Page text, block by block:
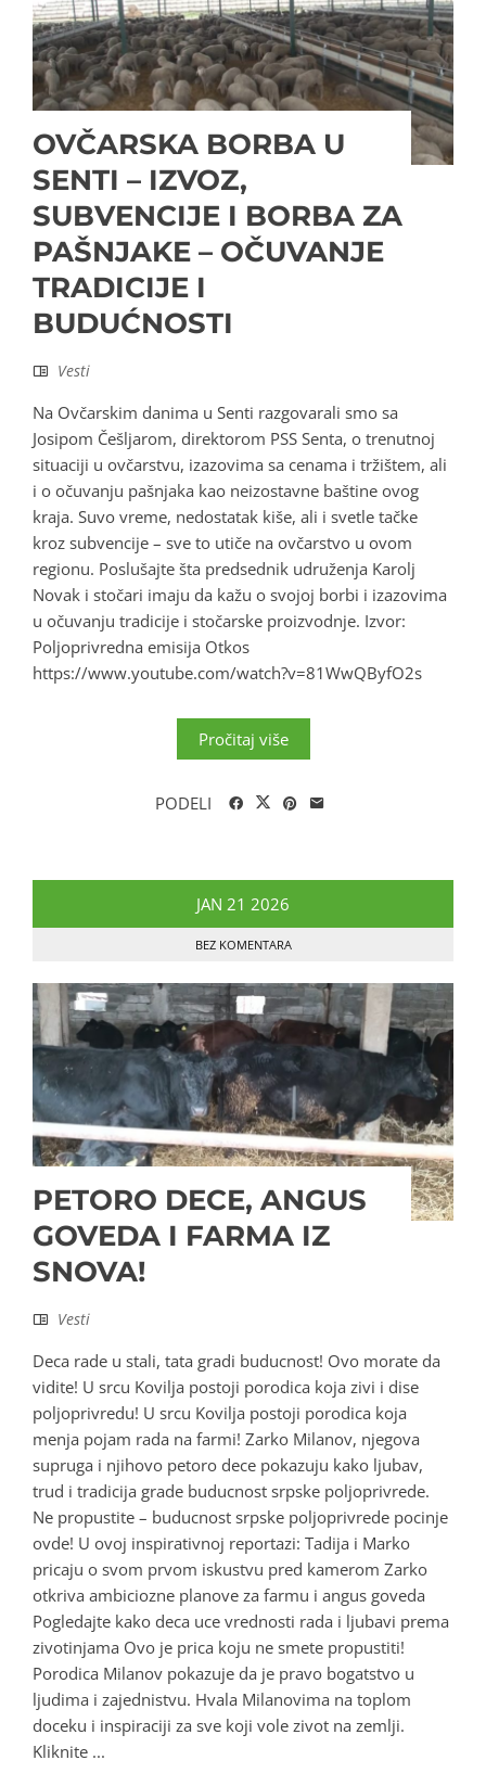
OVČARSKA BORBA U
SENTI – IZVOZ,
SUBVENCIJE I BORBA ZA
PAŠNJAKE – OČUVANJE
TRADICIJE I
BUDUĆNOSTI
Vesti
Na Ovčarskim danima u Senti razgovarali smo sa
Josipom Češljarom, direktorom PSS Senta, o trenutnoj
situaciji u ovčarstvu, izazovima sa cenama i tržištem, ali
i o očuvanju pašnjaka kao neizostavne baštine ovog
kraja. Suvo vreme, nedostatak kiše, ali i svetle tačke
kroz subvencije – sve to utiče na ovčarstvo u ovom
regionu. Poslušajte šta predsednik udruženja Karolj
Novak i stočari imaju da kažu o svojoj borbi i izazovima
u očuvanju tradicije i stočarske proizvodnje. Izvor:
Poljoprivredna emisija Otkos
https://www.youtube.com/watch?v=81WwQByfO2s
Pročitaj više
PODELI
JAN 21 2026
BEZ KOMENTARA
PETORO DECE, ANGUS
GOVEDA I FARMA IZ
SNOVA!
Vesti
Deca rade u stali, tata gradi buducnost! Ovo morate da
vidite! U srcu Kovilja postoji porodica koja zivi i dise
poljoprivredu! U srcu Kovilja postoji porodica koja
menja pojam rada na farmi! Zarko Milanov, njegova
supruga i njihovo petoro dece pokazuju kako ljubav,
trud i tradicija grade buducnost srpske poljoprivrede.
Ne propustite – buducnost srpske poljoprivrede pocinje
ovde! U ovoj inspirativnoj reportazi: Tadija i Marko
pricaju o svom prvom iskustvu pred kamerom Zarko
otkriva ambiciozne planove za farmu i angus goveda
Pogledajte kako deca uce vrednosti rada i ljubavi prema
zivotinjama Ovo je prica koju ne smete propustiti!
Porodica Milanov pokazuje da je pravo bogatstvo u
ljudima i zajednistvu. Hvala Milanovima na toplom
doceku i inspiraciji za sve koji vole zivot na zemlji.
Kliknite ...